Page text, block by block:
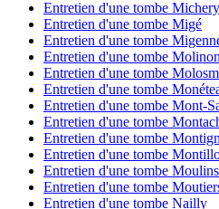
Entretien d'une tombe Michery
Entretien d'une tombe Migé
Entretien d'une tombe
Entretien d'une tombe
Entretien d'une tombe
Entretien d'une tombe
Entretien d'une tombe Mont-
Entretien d'une tombe
Entretien d'une tombe
Entretien d'une tombe
Entretien d'une tombe
Entretien d'une tombe
Entretien d'une tombe Nailly